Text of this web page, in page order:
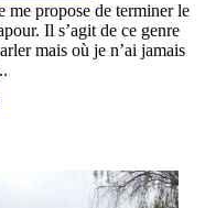
propose de terminer le
Il s’agit de ce genre
mais où je n’ai jamais